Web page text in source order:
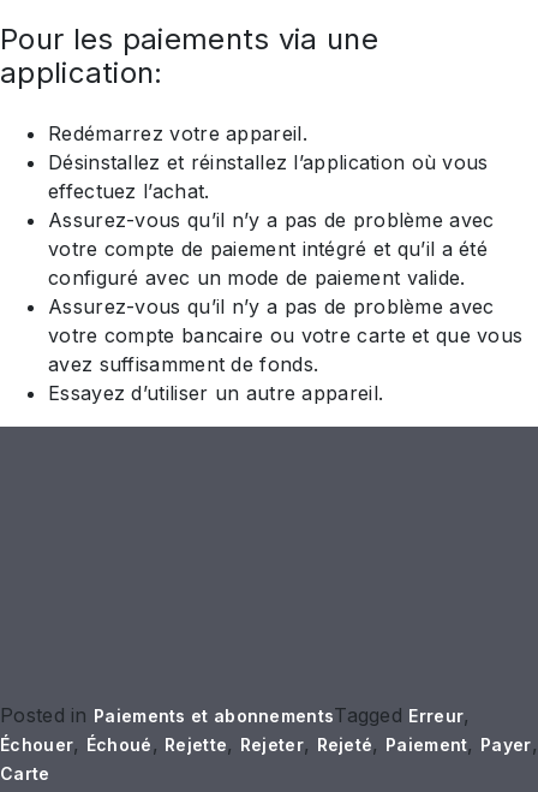
Pour les paiements via une
application:
Redémarrez votre appareil.
Désinstallez et réinstallez l’application où vous
effectuez l’achat.
Assurez-vous qu’il n’y a pas de problème avec
votre compte de paiement intégré et qu’il a été
configuré avec un mode de paiement valide.
Assurez-vous qu’il n’y a pas de problème avec
votre compte bancaire ou votre carte et que vous
avez suffisamment de fonds.
Essayez d’utiliser un autre appareil.
Posted in Paiements et abonnementsTagged Erreur,
Échouer, Échoué, Rejette, Rejeter, Rejeté, Paiement, Payer,
Carte